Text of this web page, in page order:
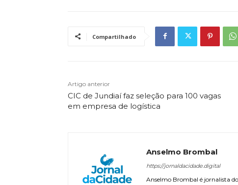
Compartilhado
Artigo anterior
CIC de Jundiaí faz seleção para 100 vagas
em empresa de logística
Anselmo Brombal
https://jornaldacidade.digital
Anselmo Brombal é jornalista